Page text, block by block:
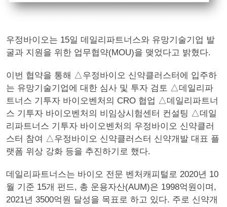
우정바이오는 15일 데일리파트너스와 유망기술기업 발
굴과 지원을 위한 업무협약(MOU)을 맺었다고 밝혔다.
이번 협약을 통해 △우정바이오 신약클러스터에 입주하
는 유망기술기업에 대한 심사 및 투자 검토 △데일리파
트너스 기투자 바이오벤처의 CRO 협업 △데일리파트너
스 기투자 바이오벤처의 비임상시험센터 컨설팅 △데일
리파트너스 기투자 바이오벤처의 우정바이오 신약클러
스터 참여 △우정바이오 신약클러스터 신약개발 대표 플
랫폼 위상 강화 등을 추진하기로 했다.
데일리파트너스는 바이오 전문 벤처캐피털로 2020년 10
월 기준 15개 펀드, 총 운용자산(AUM)은 1998억원이며,
2021년 3500억원 달성을 목표로 하고 있다. 주로 신약개